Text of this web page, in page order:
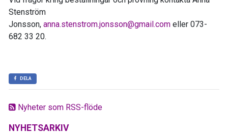
Nyheter som RSS-flöde
NYHETSARKIV
Stenström
Jonsson, anna.stenstrom.jonsson@gmail.com eller 073-
682 33 20.
DELA